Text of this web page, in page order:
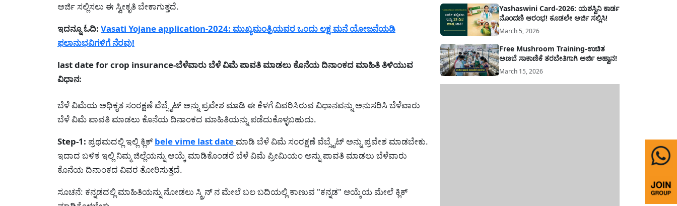
ಅರ್ಜಿ ಸಲ್ಲಿಸಲು ಈ ಸ್ವೀಕೃತಿ ಬೇಕಾಗುತ್ತದೆ.
ಇದನ್ನೂ ಓದಿ: Vasati Yojane application-2024: ಮುಖ್ಯಮಂತ್ರಿಯವರ ಒಂದು ಲಕ್ಷ ಮನೆ ಯೋಜನೆಯಡಿ
ಫಲಾನುಭವಿಗಳಿಗೆ ನೆರವು!
last date for crop insurance-ಬೆಳೆವಾರು ಬೆಳೆ ವಿಮೆ ಪಾವತಿ ಮಾಡಲು ಕೊನೆಯ ದಿನಾಂಕದ ಮಾಹಿತಿ ತಿಳಿಯುವ
ವಿಧಾನ:
ಬೆಳೆ ವಿಮೆಯ ಅಧಿಕೃತ ಸಂರಕ್ಷಣೆ ವೆಬ್ಸೈಟ್ ಅನ್ನು ಪ್ರವೇಶ ಮಾಡಿ ಈ ಕೆಳಗೆ ವಿವರಿಸಿರುವ ವಿಧಾನವನ್ನು ಅನುಸರಿಸಿ ಬೆಳೆವಾರು
ಬೆಳೆ ವಿಮೆ ಪಾವತಿ ಮಾಡಲು ಕೊನೆಯ ದಿನಾಂಕದ ಮಾಹಿತಿಯನ್ನು ಪಡೆದುಕೊಳ್ಳಬಹುದು.
Step-1: ಪ್ರಥಮದಲ್ಲಿ ಇಲ್ಲಿ ಕ್ಲಿಕ್ bele vime last date ಮಾಡಿ ಬೆಳೆ ವಿಮೆ ಸಂರಕ್ಷಣೆ ವೆಬ್ಸೈಟ್ ಅನ್ನು ಪ್ರವೇಶ ಮಾಡಬೇಕು.
ಇದಾದ ಬಳಿಕ ಇಲ್ಲಿ ನಿಮ್ಮ ಜಿಲ್ಲೆಯನ್ನು ಆಯ್ಕೆ ಮಾಡಿಕೊಂಡರೆ ಬೆಳೆ ವಿಮೆ ಪ್ರೀಮಿಯಂ ಅನ್ನು ಪಾವತಿ ಮಾಡಲು ಬೆಳೆವಾರು
ಕೊನೆಯ ದಿನಾಂಕದ ವಿವರ ತೋರಿಸುತ್ತದೆ.
ಸೂಚನೆ: ಕನ್ನಡದಲ್ಲಿ ಮಾಹಿತಿಯನ್ನು ನೋಡಲು ಸ್ಕ್ರ‍ಿನ್ ನ ಮೇಲೆ ಬಲ ಬದಿಯಲ್ಲಿ ಕಾಣುವ "ಕನ್ನಡ" ಆಯ್ಕೆಯ ಮೇಲೆ ಕ್ಲಿಕ್
Yashaswini Card-2026: ಯಶಸ್ವಿನಿ ಕಾರ್ಡ
ನೊಂದಣಿ ಆರಂಭ! ಕೂಡಲೇ ಅರ್ಜಿ ಸಲ್ಲಿಸಿ!
March 5, 2026
Free Mushroom Training-ಉಚಿತ
ಅಣಬೆ ಸಾಕಾಣಿಕೆ ತರಬೇತಿಗಾಗಿ ಅರ್ಜಿ ಆಹ್ವಾನ!
March 15, 2026